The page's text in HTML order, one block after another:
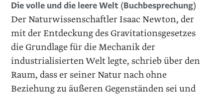
Die volle und die leere Welt (Buchbesprechung)
Der Naturwissenschaftler Isaac Newton, der
mit der Entdeckung des Gravitations­gesetzes
die Grundlage für die Mechanik der
industrialisierten Welt legte, schrieb über den
Raum, dass er seiner Natur nach ohne
Beziehung zu äußeren Gegenständen sei und